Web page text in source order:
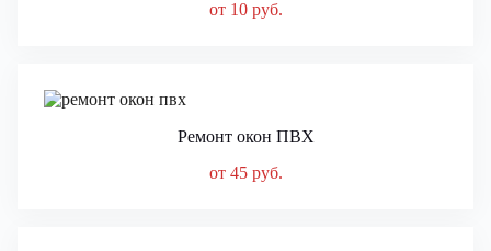
от 10 руб.
Ремонт окон ПВХ
от 45 руб.